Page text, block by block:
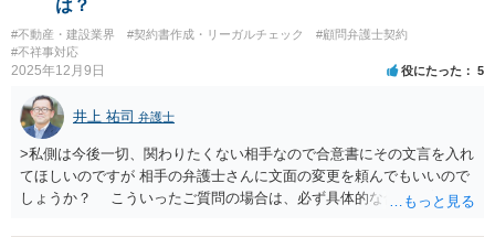
うタイムカード不正打刻による返還請求はどのようにおこなえばよい
でしょうか？」 想定できる虚偽を前提に、相手と協議して詰めればよ
いかと思います。 確実な記録があれば、それによるのがよいですが、
弁護士と相談しながら、対応策を検討する方がよいでしょう。 また、
返還が難しい場合、損害賠償を請求する事はできますでしょうか？ 法
的には可能ですが、立証の問題があります。 協議でも問題にできそう
ですが、調停なども検討できるでしょう。 また、返還請求も損害賠償
請求もせず、「詐欺」として、警察に被害届を出す事は可能でしょう
は？
#不動産・建設業界 #契約書作成・リーガルチェック
#顧問弁護士契約
#不祥事対応
2025年12月9日 役にたった 5
井上 祐司 弁護士
>私側は今後一切、関わりたくない相手なので合意書にその文言を入れ
てほしいのですが 相手の弁護士さんに文面の変更を頼んでもいいので
しょうか？ こういったご質問の場合は、必ず具体的な合意書案をも